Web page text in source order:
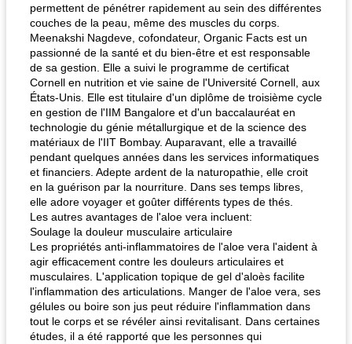
permettent de pénétrer rapidement au sein des différentes
couches de la peau, même des muscles du corps.
Meenakshi Nagdeve, cofondateur, Organic Facts est un
passionné de la santé et du bien-être et est responsable
de sa gestion. Elle a suivi le programme de certificat
Cornell en nutrition et vie saine de l'Université Cornell, aux
États-Unis. Elle est titulaire d'un diplôme de troisième cycle
en gestion de l'IIM Bangalore et d'un baccalauréat en
technologie du génie métallurgique et de la science des
matériaux de l'IIT Bombay. Auparavant, elle a travaillé
pendant quelques années dans les services informatiques
et financiers. Adepte ardent de la naturopathie, elle croit
en la guérison par la nourriture. Dans ses temps libres,
elle adore voyager et goûter différents types de thés.
Les autres avantages de l'aloe vera incluent:
Soulage la douleur musculaire articulaire
Les propriétés anti-inflammatoires de l'aloe vera l'aident à
agir efficacement contre les douleurs articulaires et
musculaires. L'application topique de gel d'aloès facilite
l'inflammation des articulations. Manger de l'aloe vera, ses
gélules ou boire son jus peut réduire l'inflammation dans
tout le corps et se révéler ainsi revitalisant. Dans certaines
études, il a été rapporté que les personnes qui